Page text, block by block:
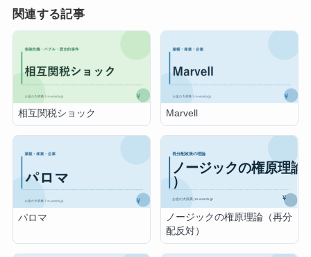
関連する記事
相互関税ショック Marvell
パロマ
ノージックの権原理論（再分
配反対）